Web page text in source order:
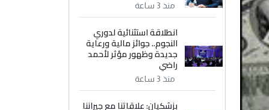
منذ 3 ساعة
انطلاقة استثنائية لدوري
النجوم.. جوائز مالية ورعاية
جديدة وظهور مؤثر لأحمد
راضي
منذ 3 ساعة
بزشكيان: علاقاتنا مع جيراننا